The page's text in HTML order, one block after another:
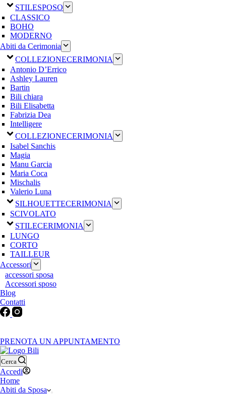
STILESPOSO
CLASSICO
BOHO
MODERNO
Abiti da Cerimonia
COLLEZIONECERIMONIA
Antonio D’Errico
Ashley Lauren
Bartin
Bili chiara
Bili Elisabetta
Fabrizia Dea
Intelligere
COLLEZIONECERIMONIA
Isabel Sanchis
Magia
Manu Garcia
Maria Coca
Mischalis
Valerio Luna
SILHOUETTECERIMONIA
SCIVOLATO
STILECERIMONIA
LUNGO
CORTO
TAILLEUR
Accessori
accessori sposa
Accessori sposo
Blog
Contatti
PRENOTA UN APPUNTAMENTO
Cerca
Accedi
Home
Abiti da Sposa